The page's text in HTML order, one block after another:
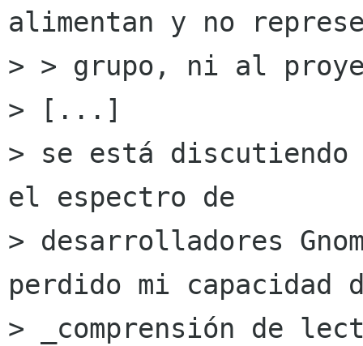
alimentan y no
> > grupo, ni al
> [...]
> se está discutiendo
el espectro de
> desarrolladores
perdido mi capacidad
> _comprensión de